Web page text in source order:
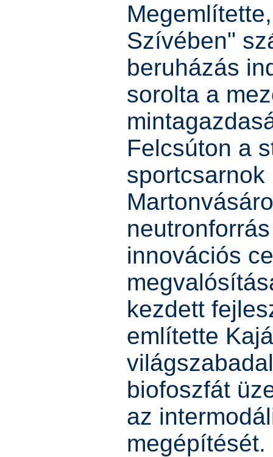
Szívében"
beruházás
sorolta a
Felcsúton a
innovációs
kezdett
említette
biofoszfát
az
megépítését.